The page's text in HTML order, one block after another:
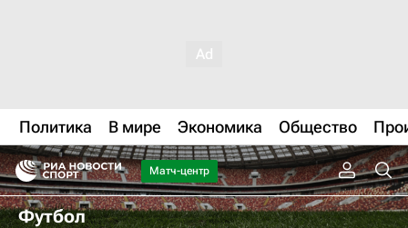
Политика В мире Экономика Общество
Матч-центр
Футбол